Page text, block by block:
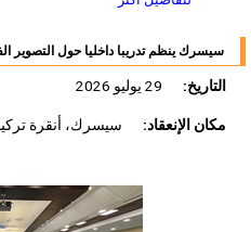
سيسرك ينظم تدريبا داخليا حول التصوير
التاريخ:
مكان الإنعقاد:
سيسرك، أنقرة تركيا